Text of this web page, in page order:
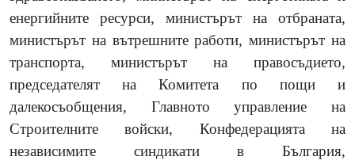
енергийните ресурси, министърът на отбраната,
министърът на вътрешните работи, министърът на
транспорта, министърът на правосъдието,
председателят на Комитета по пощи и
далекосъобщения, Главното управление на
Строителните войски, Конфедерацията на
независимите синдикати в България,